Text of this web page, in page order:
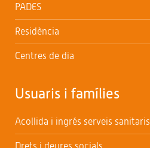
PADES
Residència
Centres de dia
Usuaris i famílies
Acollida i ingrés serveis sanitaris
Drets i deures socials